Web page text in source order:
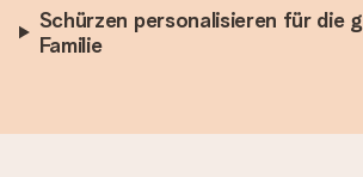
Schürzen personalisieren für die
Familie